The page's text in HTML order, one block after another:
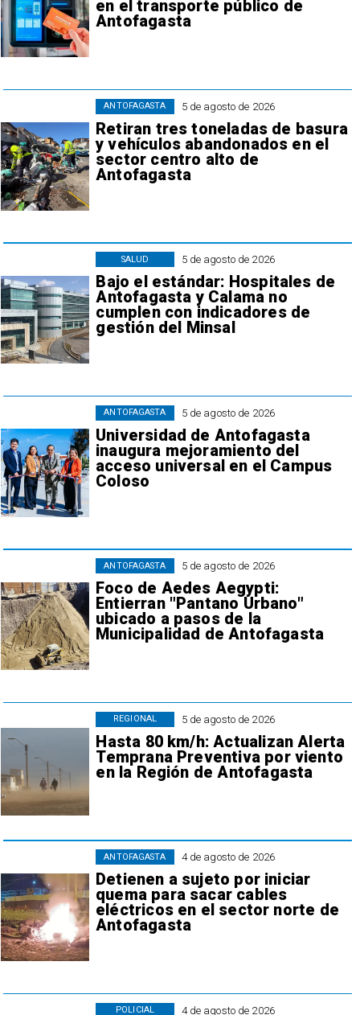
en el transporte público de
Antofagasta
5 de agosto de 2026
Retiran tres toneladas de basura
y vehículos abandonados en el
sector centro alto de
Antofagasta
ANTOFAGASTA
5 de agosto de 2026
Bajo el estándar: Hospitales de
Antofagasta y Calama no
cumplen con indicadores de
gestión del Minsal
SALUD
5 de agosto de 2026
Universidad de Antofagasta
inaugura mejoramiento del
acceso universal en el Campus
Coloso
ANTOFAGASTA
5 de agosto de 2026
Foco de Aedes Aegypti:
Entierran "Pantano Urbano"
ubicado a pasos de la
Municipalidad de Antofagasta
ANTOFAGASTA
5 de agosto de 2026
Hasta 80 km/h: Actualizan Alerta
Temprana Preventiva por viento
en la Región de Antofagasta
REGIONAL
4 de agosto de 2026
Detienen a sujeto por iniciar
quema para sacar cables
eléctricos en el sector norte de
Antofagasta
ANTOFAGASTA
4 de agosto de 2026
POLICIAL